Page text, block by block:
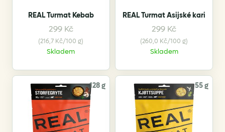
REAL Turmat Kebab
299 Kč
(216,7 Kč/100 g)
Skladem
REAL Turmat Asijské kari
299 Kč
(260,0 Kč/100 g)
Skladem
128 g 55 g